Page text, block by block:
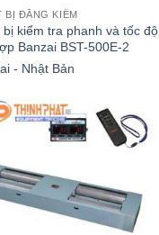
BỊ ĐĂNG KIỂM
bị kiểm tra phanh và tốc độ
Banzai BST-500E-2
- Nhật Bản